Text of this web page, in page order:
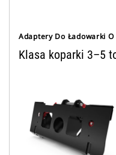
Adaptery Do Ładowarki
Klasa koparki 3–5